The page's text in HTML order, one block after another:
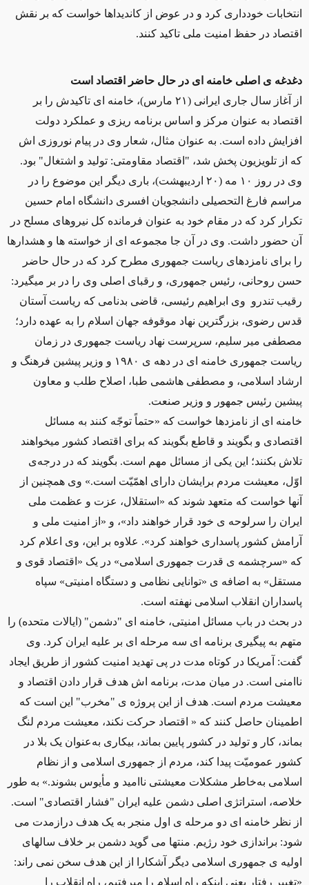
انتخابات خودداری کرد و در عوض از کاندیداها خواست که بر نقش
اقتصاد در حفظ امنیت ملی تاکید کنند.
دغدغه ی اصلی خامنه ای در حال حاضر اقتصاد است
از آغاز سال جاری ایرانی (٢١ مارس)، خامنه ای تاکیدش را بر
اقتصاد به عنوان مرکز و اساس برنامه ریزی و عملکرد دولت
افزایش داده است. به عنوان مثال، شعار وی در پیام نوروزی اش
که از تلویزیون پخش شد، "اقتصاد مقاومتی: تولید و اشتغال" بود.
وی در روز ١٠ مه (٢٠ اردیبهشت)، باری دیگر این موضوع را در
مراسم فارغ التحصیلی دانشجویان افسری دانشگاه امام حسین
تکرار کرد که در مقام خود به عنوان فرمانده کل نیروهای مسلح در
آن حضور داشت. وی در آن جا مجموعه ای از خواسته ها و هشدارها
را برای نامزدهای ریاست جمهوری مطرح کرد که در حال حاضر
حسن روحانی، رئیس جمهوری، و رقبای اصلی وی را در بر میگیرد:
رقیب تندرو وی ابراهیم رئیسی، قاضی بدنامی که ریاست آستان
قدس رضوی، بزرگترین نهاد موقوفه جهان اسلام را به عهده دارد؛
مصطفی میر سلیم، سرپرست نهاد ریاست جمهوری در زمان
ریاست جمهوری خامنه ای در دهه ی ١٩٨٠ و وزیر پیشین فرهنگ و
ارشاد اسلامی، و مصطفی هاشمی طبا، اصلاح طلب و معاون
پیشین رئیس جمهور و وزیر صنعت.
خامنه ای از نامزدها خواست که «حتماً توجّه کنند به مسائل
اقتصادی و بگویند و قاطع بگویند که برای اقتصاد کشور میخواهند
تلاش بکنند؛ این یکی از مسائل مهم است. بگویند که در درجه‌ی
اوّل، معیشت مردم برایشان دارای اهمّیّت است.» وی همچنین از
آنها خواست که متعهد شوند که «استقلال، عزت و عظمت ملی
ایران را سرلوحه ی خود قرار خواهند داد»، و «از امنیت ملی و
آرامش کشور پاسداری خواهند کرد». علاوه بر این، وی اعلام کرد
که «سرچشمه ی قدرت جمهوری اسلامی» در یک «اقتصاد قوی و
مستقل» به اضافه ی «توانایی نظامی و دستگاه امنیتی» سپاه
پاسداران انقلاب اسلامی نهفته است.
در بحث در باب مسائل امنیتی، خامنه ای "دشمن" (ایالات متحده) را
متهم به پیگیری برنامه ای سه مرحله ای بر علیه ایران کرد. وی
گفت: آمریکا در کوتاه مدت در پی تهدید امنیت کشور از طریق ایجاد
ناامنی است. در میان مدت، برنامه اش هدف قرار دادن اقتصاد و
معیشت مردم است. هدف از این پروژه ی "مخرب" این است که
اطمینان حاصل کنند که « اقتصاد حرکت نکند، معیشت مردم لنگ
بماند، کار و تولید در کشور پایین بماند، بیکاری به‌عنوان یک بلا در
کشور عمومیّت پیدا کند، مردم از جمهوری اسلامی و از نظام
اسلامی به‌خاطر مشکلات معیشتی ناامید و مأیوس بشوند.» به طور
خلاصه، استراتژی اصلی دشمن علیه ایران "فشار اقتصادی" است.
از نظر خامنه ای دو مرحله ی اول منجر به یک هدف درازمدت می
شود: براندازی خود رژیم. منتها می گوید دشمن بر خلاف سالهای
اولیه ی جمهوری اسلامی دیگر آشکارا از این هدف سخن نمی راند:
«تغییر رفتار یعنی اینکه راه اسلام را میرفتیم، راه انقلاب را